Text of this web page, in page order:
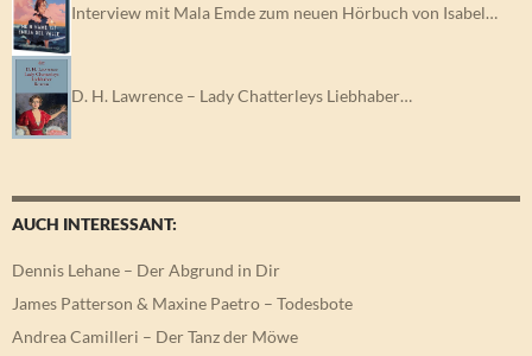
Interview mit Mala Emde zum neuen Hörbuch von Isabel…
D. H. Lawrence – Lady Chatterleys Liebhaber…
AUCH INTERESSANT:
Dennis Lehane – Der Abgrund in Dir
James Patterson & Maxine Paetro – Todesbote
Andrea Camilleri – Der Tanz der Möwe